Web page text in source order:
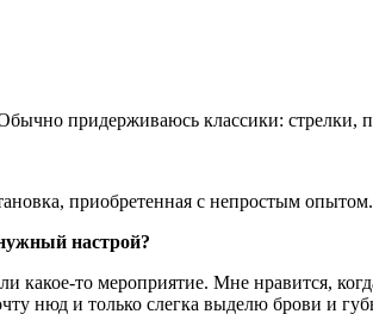
придерживаюсь классики: стрелки,
приобретенная с непростым опытом.
настрой?
какое-то мероприятие. Мне нравится,
нюд и только слегка выделю брови и